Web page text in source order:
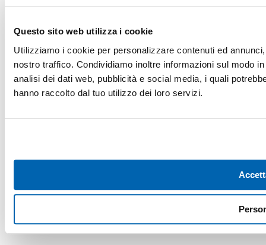
Questo sito web utilizza i cookie
Utilizziamo i cookie per personalizzare contenuti ed
nostro traffico. Condividiamo inoltre informazioni sul modo
analisi dei dati web, pubblicità e social media, i quali
hanno raccolto dal tuo utilizzo dei loro servizi.